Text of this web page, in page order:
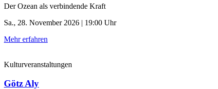
Der Ozean als verbindende Kraft
Sa., 28. November 2026 | 19:00 Uhr
Mehr erfahren
Kulturveranstaltungen
Götz Aly